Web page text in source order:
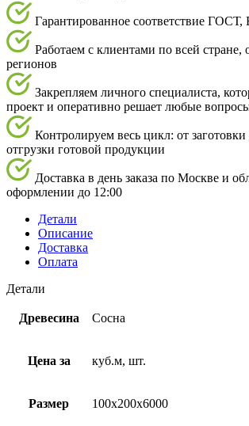
Гарантированное соответствие
Работаем с клиентами по всей
регионов
Закрепляем личного специалиста,
проект и оперативно решает любые
Контролируем весь цикл: от
отгрузки готовой продукции
Доставка в день заказа по Москве и
оформлении до 12:00
Детали
Описание
Доставка
Оплата
Детали
Древесина Сосна
Цена за куб.м, шт.
Размер 100х200х6000